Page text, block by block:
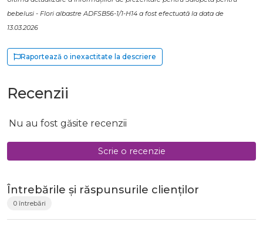
bebelusi - Flori albastre ADFSB56-1/1-H14 a fost efectuată la data de
13.03.2026
Raportează o inexactitate la descriere
Recenzii
Nu au fost găsite recenzii
Scrie o recenzie
Întrebările și răspunsurile clienților
0 întrebări